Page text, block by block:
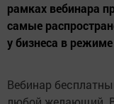
рамках вебинара
самые
у бизнеса в
Вебинар